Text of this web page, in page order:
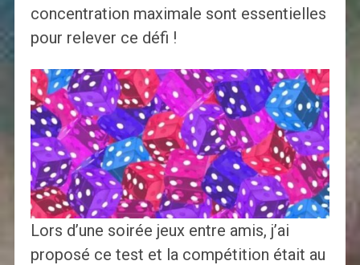
concentration maximale sont essentielles
pour relever ce défi !
Lors d’une soirée jeux entre amis, j’ai
proposé ce test et la compétition était au